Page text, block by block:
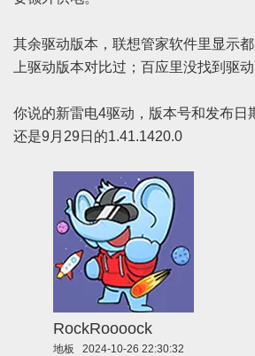
其余驱动版本，联想管家软件里显示
上驱动版本对比过；百应里没找到驱动
你说的新雷电4驱动，版本号和发布日
还是9月29日的1.41.1420.0
RockRoooock
地板 2024-10-26 22:30:32